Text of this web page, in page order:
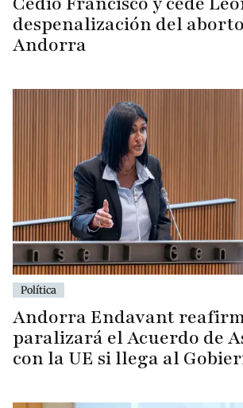
despenalización del
Andorra
Política
Andorra Endavant
paralizará el Acuerdo de
con la UE si llega al